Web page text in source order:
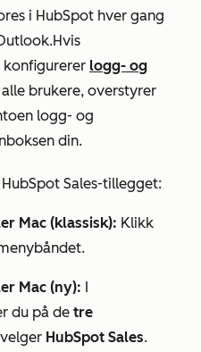
i HubSpot hver gang
Hvis
konfigurerer logg- og
brukere, overstyrer
logg- og
din.
Sales-tillegget:
Mac (klassisk): Klikk
Mac (ny): I
du på de tre
velger HubSpot Sales.